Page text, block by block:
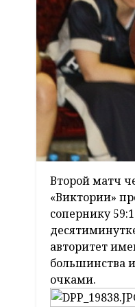
Второй матч
«Виктории»
сопернику
авторитет
большинства
очками.